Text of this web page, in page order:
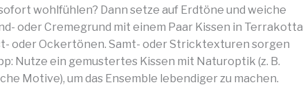
wohlfühlen? Dann setze auf Erdtöne und weiche
oder Cremegrund mit einem Paar Kissen in Terrakotta
oder Ockertönen. Samt- oder Stricktexturen sorgen
Nutze ein gemustertes Kissen mit Naturoptik (z. B.
Motive), um das Ensemble lebendiger zu machen.